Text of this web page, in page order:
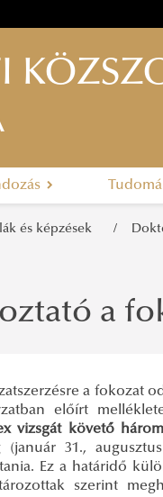
és képzések
a
a fokozat
előírt
vizsgát követő
(január 31.,
Ez a határidő
szerint